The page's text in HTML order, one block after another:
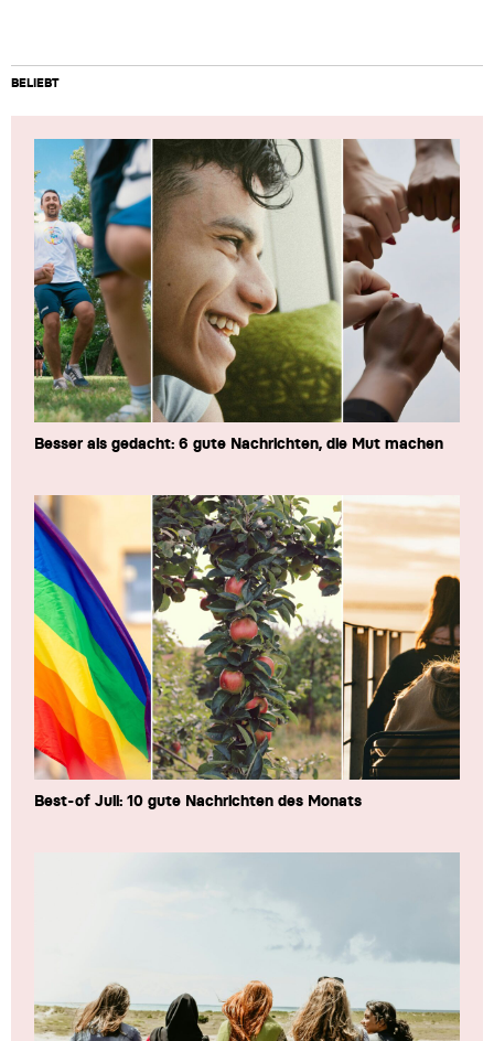
BELIEBT
Besser als gedacht: 6 gute Nachrichten, die Mut machen
Best-of Juli: 10 gute Nachrichten des Monats